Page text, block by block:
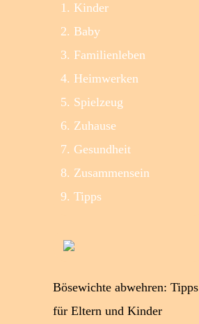
Kinder
Baby
Familienleben
Heimwerken
Spielzeug
Zuhause
Gesundheit
Zusammensein
Tipps
Bösewichte abwehren: Tipps
für Eltern und Kinder